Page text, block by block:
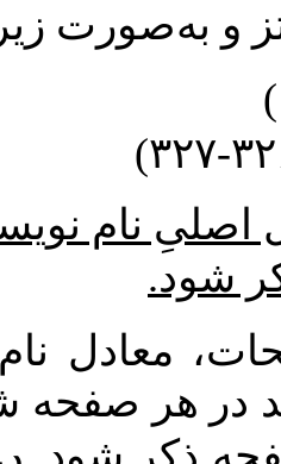
و به‌صورت
نام
شود.
معادل
در هر صفحه